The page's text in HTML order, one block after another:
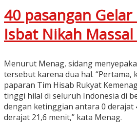
40 pasangan Gelar
Isbat Nikah Massal
Menurut Menag, sidang
tersebut karena dua hal. “Pertama,
paparan Tim Hisab Rukyat
tinggi hilal di seluruh Indonesia di
dengan ketinggian antara 0 derajat
derajat 21,6 menit,” kata Menag.